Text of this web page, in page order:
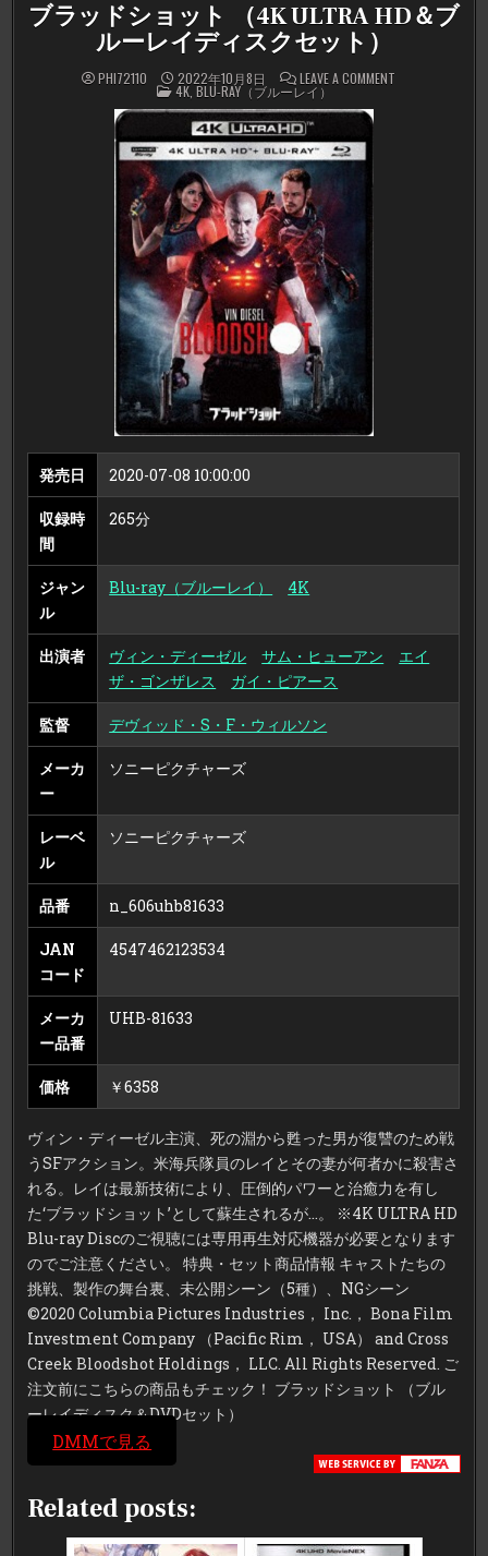
ブラッドショット （4K ULTRA HD＆ブ
ルーレイディスクセット）
PHI72110 2022年10月8日 LEAVE A COMMENT
POSTED
IN
4K,BLU-RAY（ブルーレイ）
発売日 2020-07-08 10:00:00
収録時
間
265分
ジャン
ル
Blu-ray（ブルーレイ） 4K
出演者 ヴィン・ディーゼル サム・ヒューアン
エイ
ザ・ゴンザレス
ガイ・ピアース
監督 デヴィッド・S・F・ウィルソン
メーカ
ー
ソニーピクチャーズ
レーベ
ル
ソニーピクチャーズ
品番 n_606uhb81633
JAN
コード
4547462123534
メーカ
ー品番
UHB-81633
価格 ￥6358
ヴィン・ディーゼル主演、死の淵から甦った男が復讐のため戦
うSFアクション。米海兵隊員のレイとその妻が何者かに殺害さ
れる。レイは最新技術により、圧倒的パワーと治癒力を有し
た‘ブラッドショット’として蘇生されるが…。 ※4K ULTRA HD
Blu-ray Discのご視聴には専用再生対応機器が必要となります
のでご注意ください。 特典・セット商品情報 キャストたちの
挑戦、製作の舞台裏、未公開シーン（5種）、NGシーン
©2020 Columbia Pictures Industries， Inc.， Bona Film
Investment Company （Pacific Rim， USA） and Cross
Creek Bloodshot Holdings， LLC. All Rights Reserved. ご
注文前にこちらの商品もチェック！ ブラッドショット （ブル
ーレイディスク＆DVDセット）
DMMで見る
Related posts: